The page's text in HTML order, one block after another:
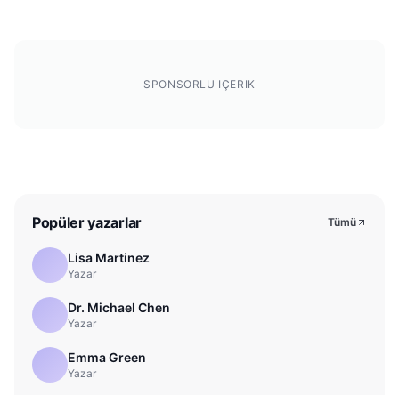
SPONSORLU IÇERIK
Popüler yazarlar Tümü
Lisa Martinez
Yazar
Dr. Michael Chen
Yazar
Emma Green
Yazar